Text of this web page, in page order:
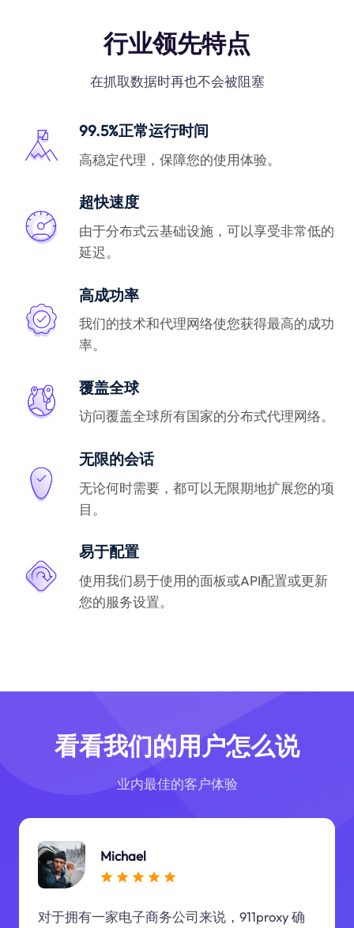
行业领先特点
在抓取数据时再也不会被阻塞
99.5%正常运行时间
高稳定代理，保障您的使用体验。
超快速度
由于分布式云基础设施，可以享受非常低的
延迟。
高成功率
我们的技术和代理网络使您获得最高的成功
率。
覆盖全球
访问覆盖全球所有国家的分布式代理网络。
无限的会话
无论何时需要，都可以无限期地扩展您的项
目。
易于配置
使用我们易于使用的面板或API配置或更新
您的服务设置。
看看我们的用户怎么说
业内最佳的客户体验
Michael
对于拥有一家电子商务公司来说，911proxy 确